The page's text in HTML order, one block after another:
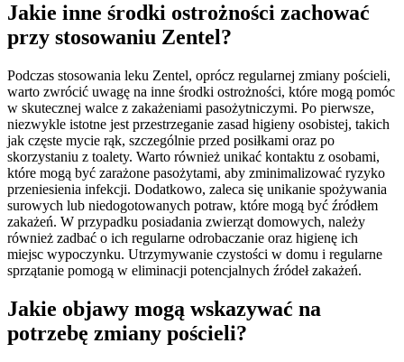
Jakie inne środki ostrożności zachować
przy stosowaniu Zentel?
Podczas stosowania leku Zentel, oprócz regularnej zmiany pościeli,
warto zwrócić uwagę na inne środki ostrożności, które mogą pomóc
w skutecznej walce z zakażeniami pasożytniczymi. Po pierwsze,
niezwykle istotne jest przestrzeganie zasad higieny osobistej, takich
jak częste mycie rąk, szczególnie przed posiłkami oraz po
skorzystaniu z toalety. Warto również unikać kontaktu z osobami,
które mogą być zarażone pasożytami, aby zminimalizować ryzyko
przeniesienia infekcji. Dodatkowo, zaleca się unikanie spożywania
surowych lub niedogotowanych potraw, które mogą być źródłem
zakażeń. W przypadku posiadania zwierząt domowych, należy
również zadbać o ich regularne odrobaczanie oraz higienę ich
miejsc wypoczynku. Utrzymywanie czystości w domu i regularne
sprzątanie pomogą w eliminacji potencjalnych źródeł zakażeń.
Jakie objawy mogą wskazywać na
potrzebę zmiany pościeli?